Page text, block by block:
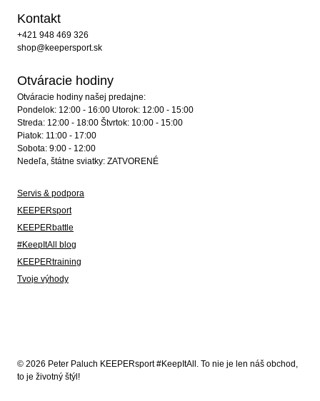
Kontakt
+421 948 469 326
shop@keepersport.sk
Otváracie hodiny
Otváracie hodiny našej predajne:
Pondelok: 12:00 - 16:00 Utorok: 12:00 - 15:00
Streda: 12:00 - 18:00 Štvrtok: 10:00 - 15:00
Piatok: 11:00 - 17:00
Sobota: 9:00 - 12:00
Nedeľa, štátne sviatky: ZATVORENÉ
Servis & podpora
KEEPERsport
KEEPERbattle
#KeepItAll blog
KEEPERtraining
Tvoje výhody
© 2026 Peter Paluch KEEPERsport #KeepItAll. To nie je len náš obchod,
to je životný štýl!